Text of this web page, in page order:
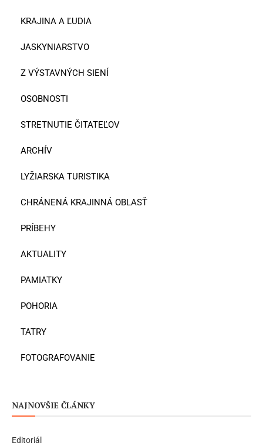
KRAJINA A ĽUDIA
JASKYNIARSTVO
Z VÝSTAVNÝCH SIENÍ
OSOBNOSTI
STRETNUTIE ČITATEĽOV
ARCHÍV
LYŽIARSKA TURISTIKA
CHRÁNENÁ KRAJINNÁ OBLASŤ
PRÍBEHY
AKTUALITY
PAMIATKY
POHORIA
TATRY
FOTOGRAFOVANIE
NAJNOVŠIE ČLÁNKY
Editoriál